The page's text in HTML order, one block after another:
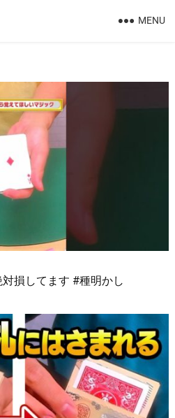
MENU
損してます #種明かし